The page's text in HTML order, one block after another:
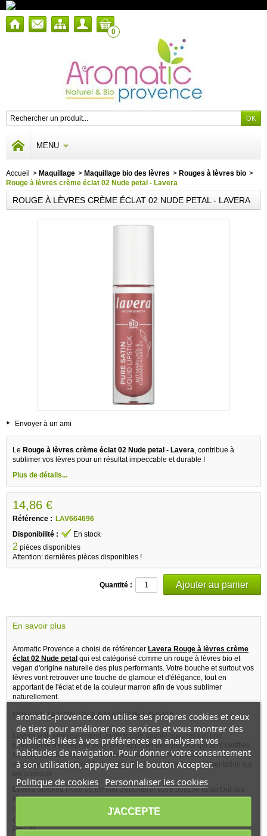
0
MENU
Accueil > Maquillage > Maquillage bio des lèvres > Rouges à lèvres bio >
Rouge à lèvres crème éclat 02 Nude petal - Lavera
ROUGE À LÈVRES CRÈME ÉCLAT 02 NUDE PETAL - LAVERA
Envoyer à un ami
Le Rouge à lèvres crème éclat 02 Nude petal - Lavera, contribue à
sublimer vos lèvres pour un résultat impeccable et durable !
Plus de détails...
14,86 €
Référence : LAV664696
Disponibilité :
En stock
2 pièces disponibles
Attention: dernières pièces disponibles !
Quantité :
En savoir plus
Aromatic Provence a choisi de référencer Lavera Rouge à lèvres crème
éclat 02 Nude petal qui est catégorisé comme un rouge à lèvres bio et
vegan d'origine naturelle des plus performants. Votre bouche et surtout vos
lèvres vont retrouver une touche de glamour et d'élégance, tout en
apportant de l'éclat et de la couleur marron afin de vous sublimer
naturellement.
PRESENTATION DE LA MARQUE LAVERA :
Lavera suit rigoureusement un protocole qualité rigoureux et une
philosophie d'entreprise pour vous apporter des produits qui sont certifiés
Natrue, avec des pigments minéraux, ingrédients si possible bio ou
sauvages, sans excipients ou actifs chimiques et sans expérimentation sur
les animaux
Lavera Smoked Rose 05 permet d'équilibrer votre bouche et surtout vos
lèvres, dans de nombreuses situations pour un look de journée ou de
COMPOSITION ROUGE À LÈVRES CRÈME ÉCLAT 02 NUDE
PETAL :
aromatic-provence.com utilise ses propres cookies et ceux
de tiers pour améliorer nos services et vous montrer des
publicités liées à vos préférences en analysant vos
habitudes de navigation. Pour donner votre consentement
à son utilisation, appuyez sur le bouton Accepter.
Politique de cookies Personnaliser les cookies
J'ACCEPTE